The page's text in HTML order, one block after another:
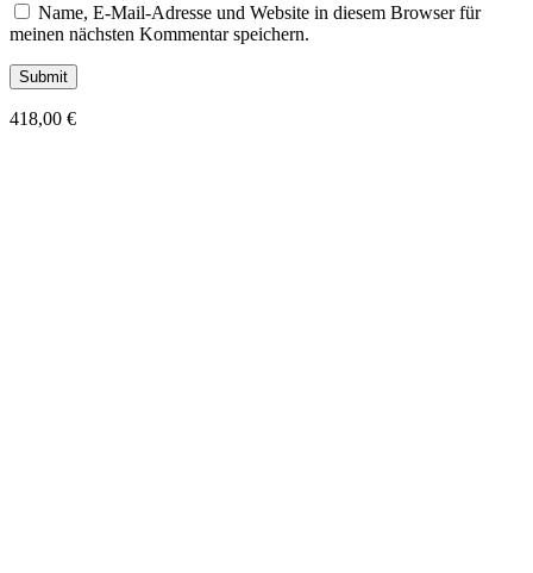
Name, E-Mail-Adresse und Website in diesem Browser für
meinen nächsten Kommentar speichern.
418,00 €